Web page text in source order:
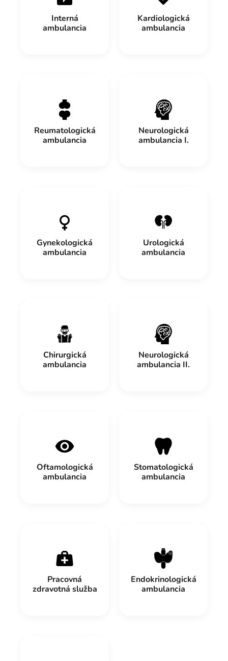
Interná
ambulancia
Kardiologická
ambulancia
Reumatologická
ambulancia
Neurologická
ambulancia I.
Gynekologická
ambulancia
Urologická
ambulancia
Chirurgická
ambulancia
Neurologická
ambulancia II.
Oftamologická
ambulancia
Stomatologická
ambulancia
Pracovná
zdravotná služba
Endokrinologická
ambulancia